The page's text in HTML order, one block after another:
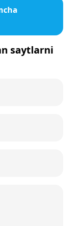
saytlarni